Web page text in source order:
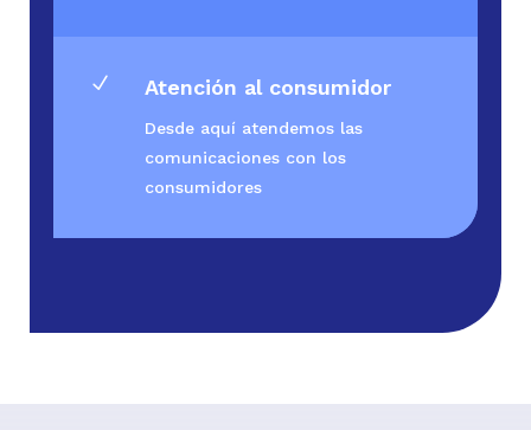
N Atención al consumidor
Desde aquí atendemos las
comunicaciones con los
consumidores